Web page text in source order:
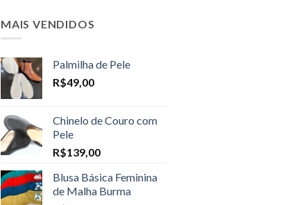
MAIS VENDIDOS
Palmilha de Pele
R$49,00
Chinelo de Couro com
Pele
R$139,00
Blusa Básica Feminina
de Malha Burma